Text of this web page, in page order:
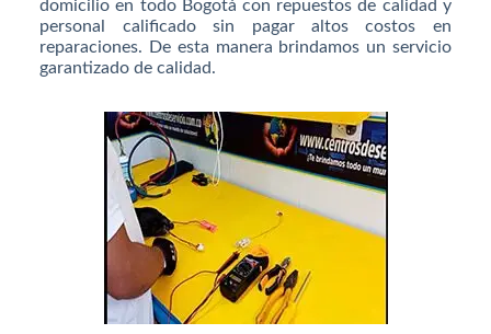
domicilio en todo Bogotá con repuestos de calidad y
personal calificado sin pagar altos costos en
reparaciones. De esta manera brindamos un servicio
garantizado de calidad.